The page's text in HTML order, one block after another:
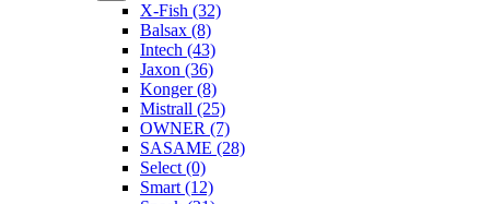
X-Fish (32)
Balsax (8)
Intech (43)
Jaxon (36)
Konger (8)
Mistrall (25)
OWNER (7)
SASAME (28)
Select (0)
Smart (12)